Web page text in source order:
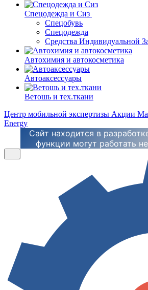
Спецодежда и Сиз
Спецобувь
Спецодежда
Средства Индивидуальной
Автохимия и автокосметика
Автоаксессуары
Ветошь и тех.ткани
Центр мобильной экспертизы Акции
Energy
Сайт находится в
функции могут работать